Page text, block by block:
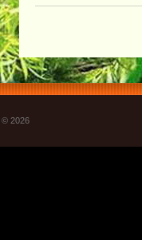
© 2026